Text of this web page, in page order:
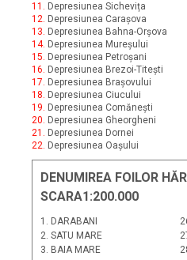
11. Depresiunea Sichevița
12. Depresiunea Carașova
13. Depresiunea Bahna-Orșova
14. Depresiunea Mureșului
15. Depresiunea Petroșani
16. Depresiunea Brezoi-Titești
17. Depresiunea Brașovului
18. Depresiunea Ciucului
19. Depresiunea Comănești
20. Depresiunea Gheorgheni
21. Depresiunea Dornei
22. Depresiunea Oașului
DENUMIREA FOILOR
SCARA1:200.000
1. DARABANI
2. SATU MARE
3. BAIA MARE